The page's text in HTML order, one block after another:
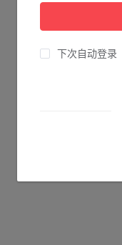
下次自动登录